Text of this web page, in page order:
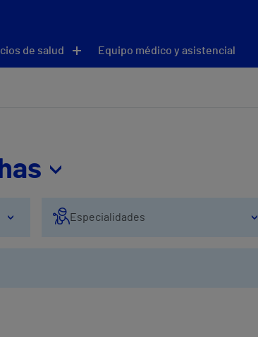
de salud Equipo médico y asistencial
Especialidades